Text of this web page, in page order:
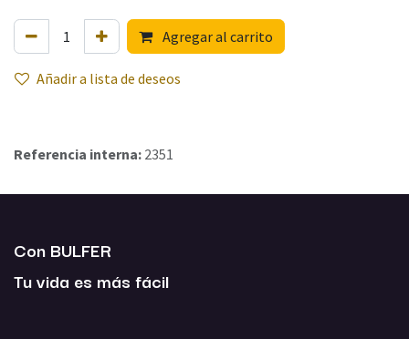
Agregar al carrito
Añadir a lista de deseos
Referencia interna: 2351
Con BULFER
Tu vida es más fácil